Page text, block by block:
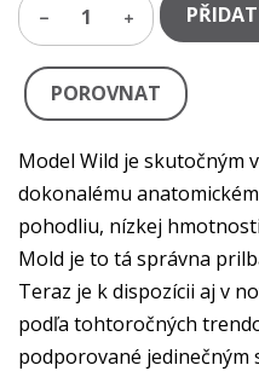
1
POROVNAT
Model Wild je skutočným
dokonalému
pohodliu, nízkej
Mold je to tá správna
Teraz je k dispozícii aj v
podľa tohtoročných
podporované jedinečným